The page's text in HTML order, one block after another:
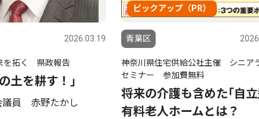
2026.03.19
を拓く 県政報告
土を耕す！｣
議員 赤野たかし
ピックアップ（PR）
青葉区
神奈川県住宅供給公社主催 シニア
セミナー 参加費無料
将来の介護も含めた｢自立
有料老人ホームとは？